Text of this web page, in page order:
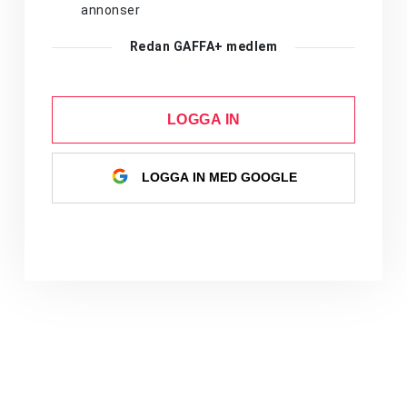
annonser
Redan GAFFA+ medlem
LOGGA IN
LOGGA IN MED GOOGLE